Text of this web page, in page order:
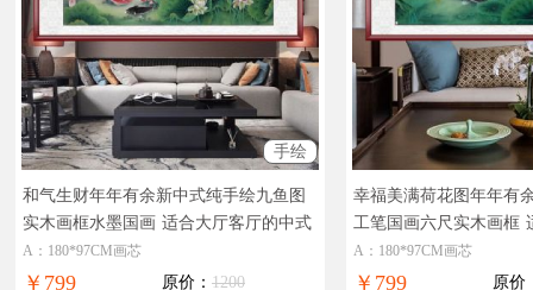
手绘
和气生财年年有余新中式纯手绘九鱼图
实木画框水墨国画 适合大厅客厅的中式
荷花池国画作品
A：180*97CM画芯
￥799 原价： 1200
幸福美满荷花图年年有
工笔国画六尺实木画框
大厅的工笔国画
A：180*97CM画芯
￥799 原价